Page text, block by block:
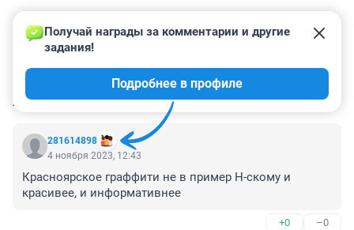
КОММЕНТАРИИ 29
281614898
Получай награды за комментарии и другие
задания!
Подробнее в профиле
4 ноября 2023, 12:43
Красноярское граффити не в пример Н-скому и
красивее, и информативнее
+0 –0